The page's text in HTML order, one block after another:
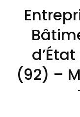
(92) –